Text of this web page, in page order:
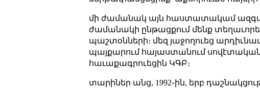
մի ժամանակ այն հաստատակամ
ժամանակի ընթացքում մենք
պաշտօնների։ մեզ յաջողուեց
պայքարում հայաստանում
հաւաքագրուեցին ԿԳԲ։
տարիներ անց, 1992֊ին, երբ